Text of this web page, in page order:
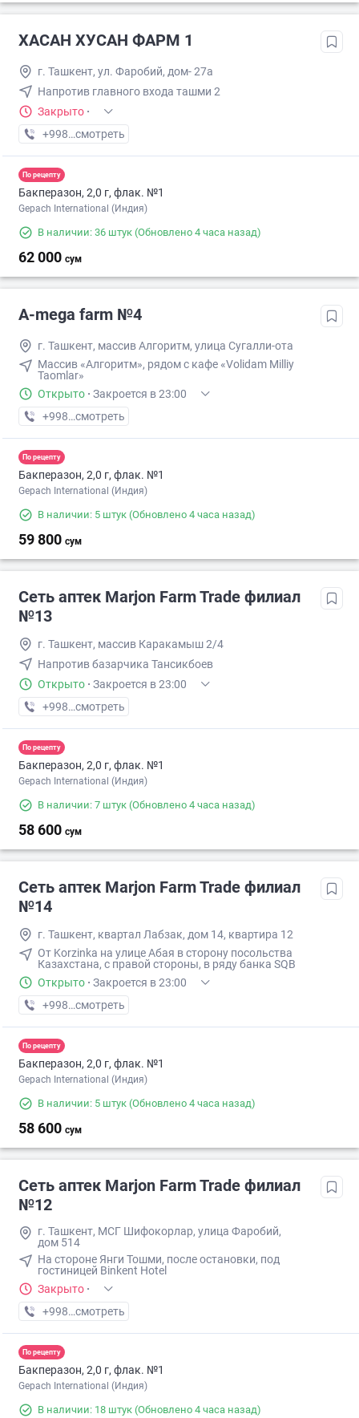
ХАСАН ХУСАН ФАРМ 1
г. Ташкент, ул. Фаробий, дом- 27а
Напротив главного входа ташми 2
Закрыто ·
+998 (71) XXX-XX-XX
смотреть
По рецепту
Бакперазон, 2,0 г, флак. №1
Gepach International (Индия)
В наличии: 36 штук (Обновлено 4 часа назад)
62 000 сум
A-mega farm №4
г. Ташкент, массив Алгоритм, улица Сугалли-ота
Массив «Алгоритм», рядом с кафе «Volidam Milliy
Taomlar»
Открыто · Закроется в 23:00
+998 (99) XXX-XX-XX
смотреть
По рецепту
Бакперазон, 2,0 г, флак. №1
Gepach International (Индия)
В наличии: 5 штук (Обновлено 4 часа назад)
59 800 сум
Сеть аптек Marjon Farm Trade филиал
№13
г. Ташкент, массив Каракамыш 2/4
Напротив базарчика Тансикбоев
Открыто · Закроется в 23:00
+998 (77) XXX-XX-XX
смотреть
По рецепту
Бакперазон, 2,0 г, флак. №1
Gepach International (Индия)
В наличии: 7 штук (Обновлено 4 часа назад)
58 600 сум
Сеть аптек Marjon Farm Trade филиал
№14
г. Ташкент, квартал Лабзак, дом 14, квартира 12
От Korzinka на улице Абая в сторону посольства
Казахстана, с правой стороны, в ряду банка SQB
Открыто · Закроется в 23:00
+998 (77) XXX-XX-XX
смотреть
По рецепту
Бакперазон, 2,0 г, флак. №1
Gepach International (Индия)
В наличии: 5 штук (Обновлено 4 часа назад)
58 600 сум
Сеть аптек Marjon Farm Trade филиал
№12
г. Ташкент, МСГ Шифокорлар, улица Фаробий,
дом 514
На стороне Янги Тошми, после остановки, под
гостиницей Binkent Hotel
Закрыто ·
+998 (77) XXX-XX-XX
смотреть
По рецепту
Бакперазон, 2,0 г, флак. №1
Gepach International (Индия)
В наличии: 18 штук (Обновлено 4 часа назад)